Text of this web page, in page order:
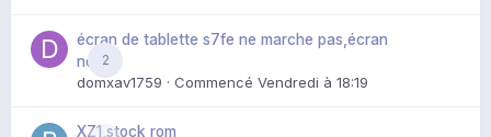
2
écran de tablette s7fe ne marche pas,écran
noir
domxav1759 · Commencé Vendredi à 18:19
XZ1 stock rom